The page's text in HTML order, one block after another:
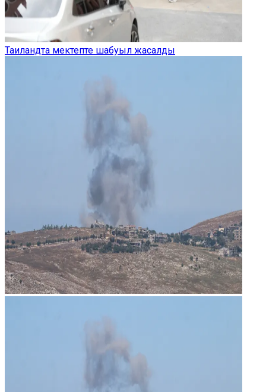
Таиландта мектепте шабуыл жасалды